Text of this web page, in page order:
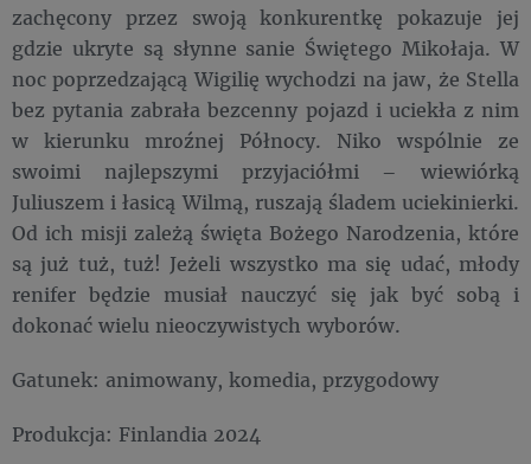
zachęcony przez swoją konkurentkę pokazuje jej
gdzie ukryte są słynne sanie Świętego Mikołaja. W
noc poprzedzającą Wigilię wychodzi na jaw, że Stella
bez pytania zabrała bezcenny pojazd i uciekła z nim
w kierunku mroźnej Północy. Niko wspólnie ze
swoimi najlepszymi przyjaciółmi – wiewiórką
Juliuszem i łasicą Wilmą, ruszają śladem uciekinierki.
Od ich misji zależą święta Bożego Narodzenia, które
są już tuż, tuż! Jeżeli wszystko ma się udać, młody
renifer będzie musiał nauczyć się jak być sobą i
dokonać wielu nieoczywistych wyborów.
Gatunek: animowany, komedia, przygodowy
Produkcja: Finlandia 2024